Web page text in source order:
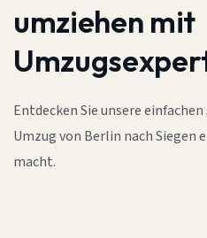
umziehen mit
Entdecken Sie unsere
Umzug von Berlin nach
macht.